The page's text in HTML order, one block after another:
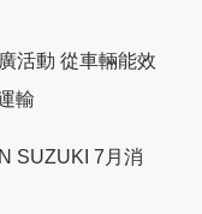
活動 從車輛能效
輸
SUZUKI 7月消